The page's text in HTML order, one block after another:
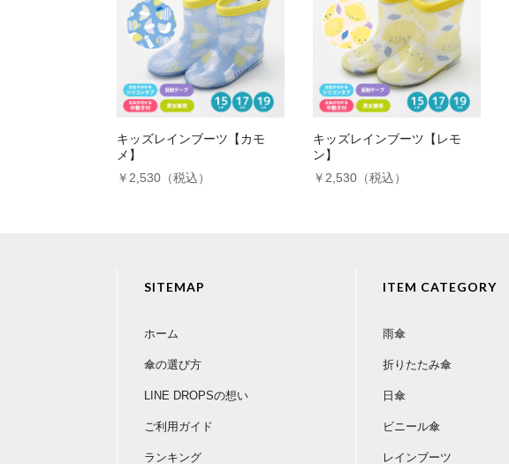
harukyanさん
カラフルなアニマル柄がとてもかわいいです。
キッズレインブーツ【カモ
メ】
￥2,530（税込）
キッズレインブーツ【レモ
ン】
￥2,530（税込）
SITEMAP
ホーム
傘の選び方
LINE DROPSの想い
ご利用ガイド
ランキング
ITEM CATEGORY
雨傘
折りたたみ傘
日傘
ビニール傘
レインブーツ